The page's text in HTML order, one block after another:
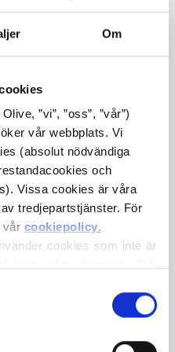
Om
”vi”, ”oss”, ”vår”)
vår webbplats. Vi
(absolut nödvändiga
och
Vissa cookies är våra
tredjepartstjänster. För
vår cookiepolicy.
cookies som inte är
får behandla dina
återkalla ditt samtycke
KNITTING FOR OLIVE
MERINO - SNOWFLAKE
SALE PRICE
€8,60
KNITTING FOR OLIVE